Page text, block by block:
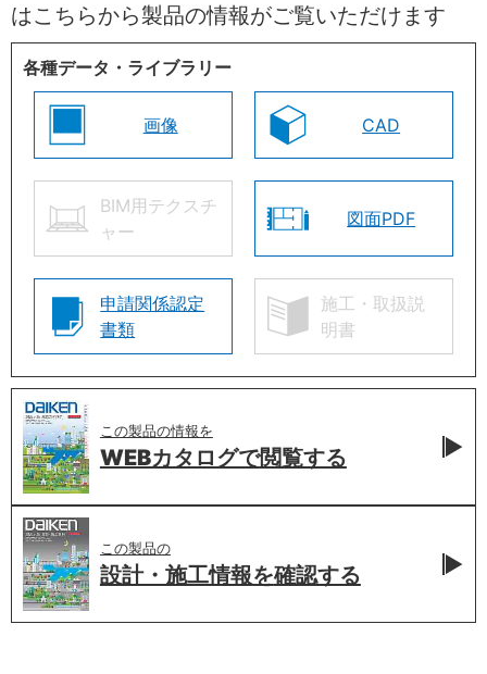
はこちらから製品の情報がご覧いただけます
各種データ・ライブラリー
画像 CAD
BIM用テクスチ
ャー
図面PDF
申請関係認定
書類
施工・取扱説
明書
この製品の情報を
WEBカタログで閲覧する
この製品の
設計・施工情報を確認する